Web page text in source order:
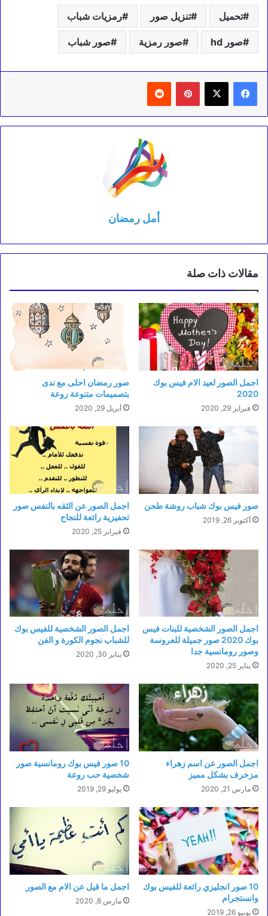
تحميل تنزيل صور رمزيات شباب
صور hd صور رمزية صور شباب
بينتيريست
أمل رمضان
مقالات ذات صلة
اجمل الصور لعيد الام فيس بوك
2020
فبراير 29, 2020
صور رمضان احلى مع ندى
بتصميمات متنوعة روعة
أبريل 29, 2020
صور فيس بوك شباب روشة طحن
أكتوبر 26, 2019
اجمل الصور عن الثقه بالنفس صور
تحفيزية رائعة للنجاح
فبراير 25, 2020
اجمل الصور الشخصية للبنات فيس
بوك 2020 صور جميلة للعروسة
وصور رومانسية جدا
يناير 25, 2020
اجمل الصور الشخصية للفيس بوك
للشباب نجوم الكورة و الفن
يناير 30, 2020
اجمل الصور عن اسم زهراء
مزخرف بشكل مميز
مارس 21, 2020
10 صور فيس بوك رومانسية صور
شخصية حب روعة
يوليو 29, 2019
10 صور انجليزي رائعة للفيس بوك
وانستجرام
يونيو 26, 2019
اجمل ما قيل عن الام مع الصور
مارس 8, 2020